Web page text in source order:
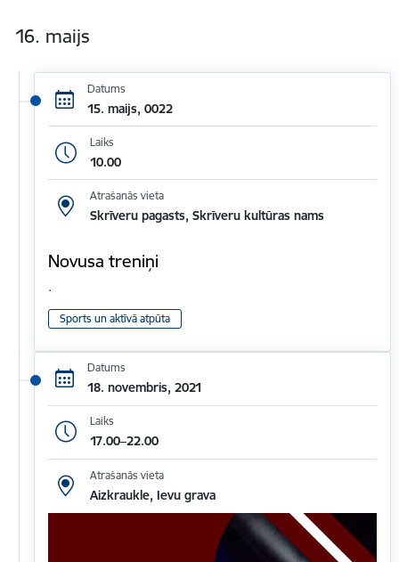
16. maijs
Datums
15. maijs, 0022
Laiks
10.00
Atrašanās vieta
Skrīveru pagasts, Skrīveru kultūras nams
Novusa treniņi
.
Sports un aktīvā atpūta
Datums
18. novembris, 2021
Laiks
17.00–22.00
Atrašanās vieta
Aizkraukle, Ievu grava